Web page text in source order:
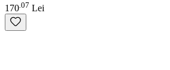
170 07 Lei